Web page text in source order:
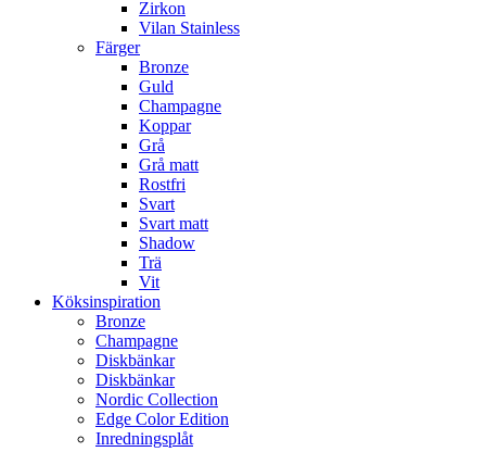
Zirkon
Vilan Stainless
Färger
Bronze
Guld
Champagne
Koppar
Grå
Grå matt
Rostfri
Svart
Svart matt
Shadow
Trä
Vit
Köksinspiration
Bronze
Champagne
Diskbänkar
Diskbänkar
Nordic Collection
Edge Color Edition
Inredningsplåt